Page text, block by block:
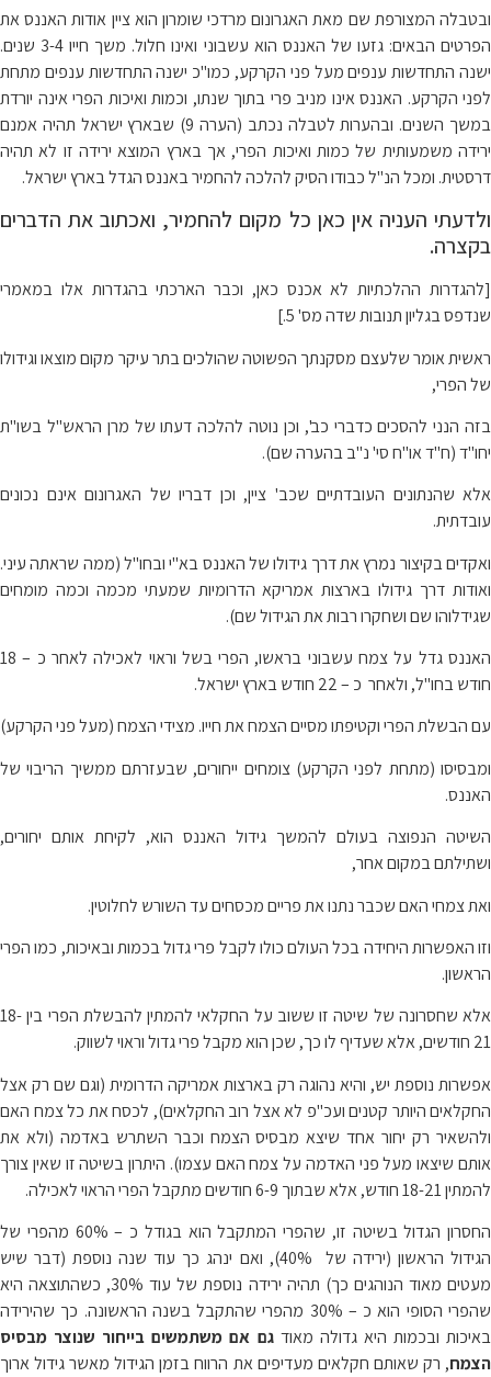
ובטבלה המצורפת שם מאת האגרונום מרדכי שומרון הוא ציין אודות האננס את
הפרטים הבאים: גזעו של האננס הוא עשבוני ואינו חלול. משך חייו 3-4 שנים.
ישנה התחדשות ענפים מעל פני הקרקע, כמו"כ ישנה התחדשות ענפים מתחת
לפני הקרקע. האננס אינו מניב פרי בתוך שנתו, וכמות ואיכות הפרי אינה יורדת
במשך השנים. ובהערות לטבלה נכתב (הערה 9) שבארץ ישראל תהיה אמנם
ירידה משמעותית של כמות ואיכות הפרי, אך בארץ המוצא ירידה זו לא תהיה
דרסטית. ומכל הנ"ל כבודו הסיק להלכה להחמיר באננס הגדל בארץ ישראל.
ולדעתי העניה אין כאן כל מקום להחמיר, ואכתוב את הדברים
בקצרה.
[להגדרות ההלכתיות לא אכנס כאן, וכבר הארכתי בהגדרות אלו במאמרי
שנדפס בגליון תנובות שדה מס' 5.]
ראשית אומר שלעצם מסקנתך הפשוטה שהולכים בתר עיקר מקום מוצאו וגידולו
של הפרי,
בזה הנני להסכים כדברי כב', וכן נוטה להלכה דעתו של מרן הראש"ל בשו"ת
יחו"ד (ח"ד או"ח סי' נ"ב בהערה שם).
אלא שהנתונים העובדתיים שכב' ציין, וכן דבריו של האגרונום אינם נכונים
עובדתית.
ואקדים בקיצור נמרץ את דרך גידולו של האננס בא"י ובחו"ל (ממה שראתה עיני.
ואודות דרך גידולו בארצות אמריקא הדרומיות שמעתי מכמה וכמה מומחים
שגידלוהו שם ושחקרו רבות את הגידול שם).
האננס גדל על צמח עשבוני בראשו, הפרי בשל וראוי לאכילה לאחר כ – 18
חודש בחו"ל, ולאחר כ – 22 חודש בארץ ישראל.
עם הבשלת הפרי וקטיפתו מסיים הצמח את חייו. מצידי הצמח (מעל פני הקרקע)
ומבסיסו (מתחת לפני הקרקע) צומחים ייחורים, שבעזרתם ממשיך הריבוי של
האננס.
השיטה הנפוצה בעולם להמשך גידול האננס הוא, לקיחת אותם יחורים,
ושתילתם במקום אחר,
ואת צמחי האם שכבר נתנו את פריים מכסחים עד השורש לחלוטין.
וזו האפשרות היחידה בכל העולם כולו לקבל פרי גדול בכמות ובאיכות, כמו הפרי
הראשון.
אלא שחסרונה של שיטה זו ששוב על החקלאי להמתין להבשלת הפרי בין 18-
21 חודשים, אלא שעדיף לו כך, שכן הוא מקבל פרי גדול וראוי לשווק.
אפשרות נוספת יש, והיא נהוגה רק בארצות אמריקה הדרומית (וגם שם רק אצל
החקלאים היותר קטנים ועכ"פ לא אצל רוב החקלאים), לכסח את כל צמח האם
ולהשאיר רק יחור אחד שיצא מבסיס הצמח וכבר השתרש באדמה (ולא את
אותם שיצאו מעל פני האדמה על צמח האם עצמו). היתרון בשיטה זו שאין צורך
להמתין 18-21 חודש, אלא שבתוך 6-9 חודשים מתקבל הפרי הראוי לאכילה.
החסרון הגדול בשיטה זו, שהפרי המתקבל הוא בגודל כ – 60% מהפרי של
הגידול הראשון (ירידה של 40%), ואם ינהג כך עוד שנה נוספת (דבר שיש
מעטים מאוד הנוהגים כך) תהיה ירידה נוספת של עוד 30%, כשהתוצאה היא
שהפרי הסופי הוא כ – 30% מהפרי שהתקבל בשנה הראשונה. כך שהירידה
באיכות ובכמות היא גדולה מאודגם אם משתמשים בייחור שנוצר מבסיס
הצמח, רק שאותם חקלאים מעדיפים את הרווח בזמן הגידול מאשר גידול ארוך